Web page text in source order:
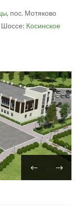
, пос. Мотяково
Шоссе: Косинское